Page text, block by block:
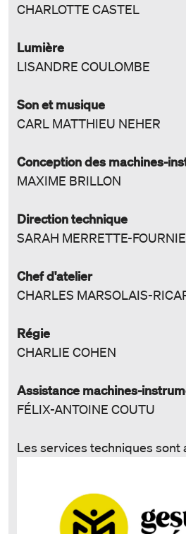
CHARLOTTE CASTEL
Lumière
LISANDRE COULOMBE
Son et musique
CARL MATTHIEU NEHER
Conception des machines-
MAXIME BRILLON
Direction technique
SARAH MERRETTE-
Chef d'atelier
CHARLES MARSOLAIS-
Régie
CHARLIE COHEN
Assistance machines-
FÉLIX-ANTOINE COUTU
Les services techniques sont